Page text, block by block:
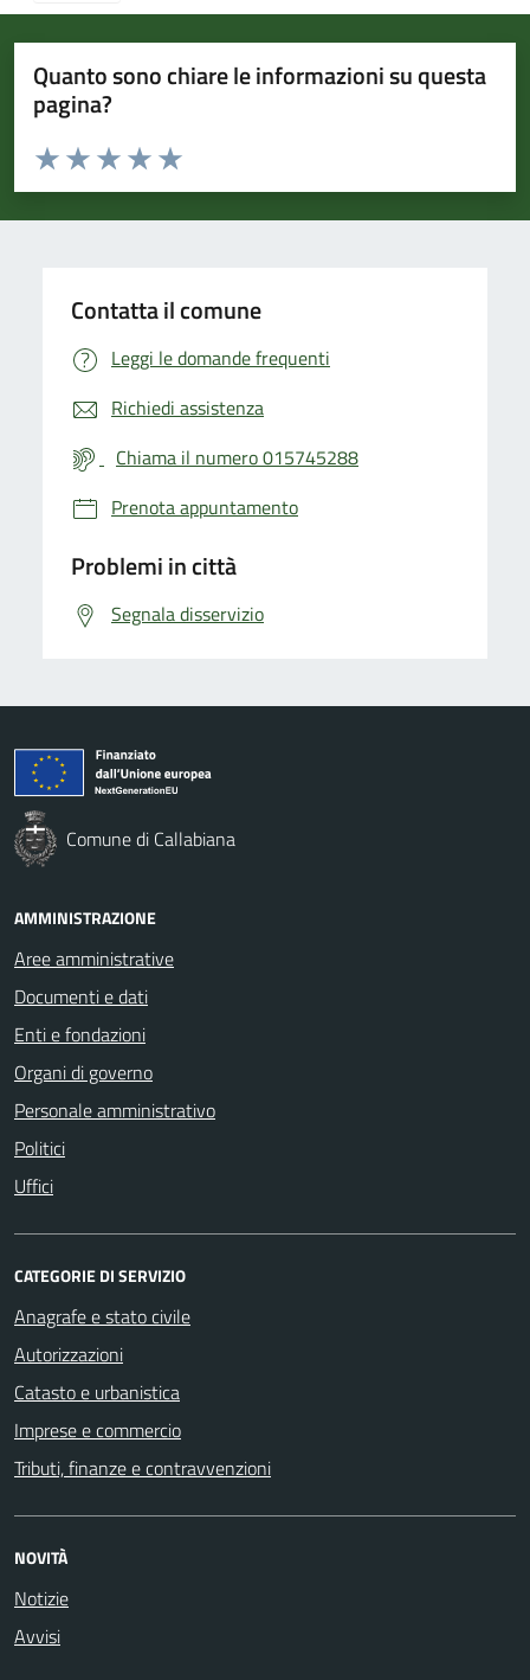
Quanto sono chiare le informazioni su questa
pagina?
Valuta da 1 a 5 stelle la pagina
Valuta 5 stelle su 5
Valuta 4 stelle su 5
Valuta 3 stelle su 5
Valuta 2 stelle su 5
Valuta 1 stelle su 5
Contatta il comune
Leggi le domande frequenti
Richiedi assistenza
Chiama il numero 015745288
Prenota appuntamento
Problemi in città
Segnala disservizio
Comune di Callabiana
AMMINISTRAZIONE
Aree amministrative
Documenti e dati
Enti e fondazioni
Organi di governo
Personale amministrativo
Politici
Uffici
CATEGORIE DI SERVIZIO
Anagrafe e stato civile
Autorizzazioni
Catasto e urbanistica
Imprese e commercio
Tributi, finanze e contravvenzioni
NOVITÀ
Notizie
Avvisi